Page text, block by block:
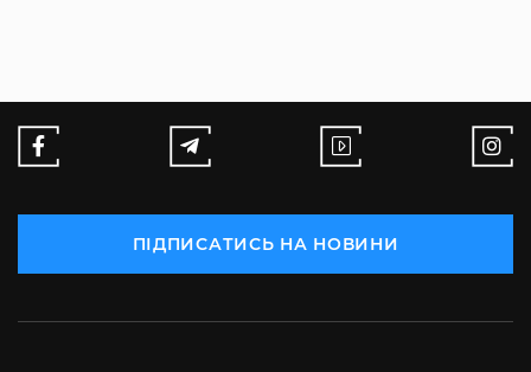
ПІДПИСАТИСЬ НА НОВИНИ